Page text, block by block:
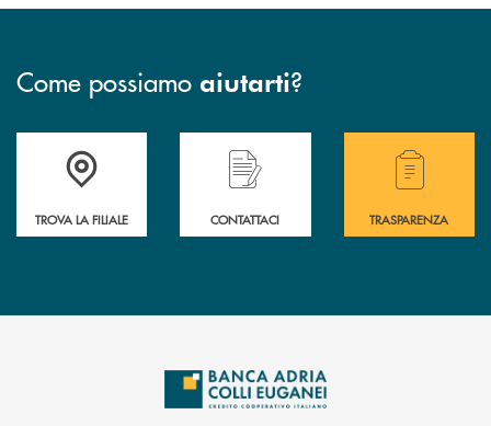
Come possiamo aiutarti?
Accedi all' elenco completo delle filiali .
TROVA LA FILIALE
Hai bisogno di assistenza immediata?
CONTATTACI
Hai bisogno di
TRASPARENZA